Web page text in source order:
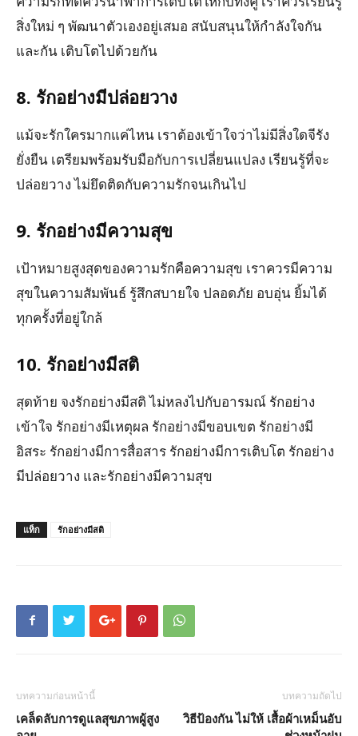
สิ่งใหม่ ๆ พัฒนาตัวเองอยู่เสมอ สนับสนุนให้กำลังใจกัน
และกัน เติบโตไปด้วยกัน
8. รักอย่างมีปล่อยวาง
แม้จะรักใครมากแค่ไหน เราต้องเข้าใจว่าไม่มีสิ่งใดจีรัง
ยั่งยืน เตรียมพร้อมรับมือกับการเปลี่ยนแปลง เรียนรู้ที่จะ
ปล่อยวาง ไม่ยึดติดกับความรักจนเกินไป
9. รักอย่างมีความสุข
เป้าหมายสูงสุดของความรักคือความสุข เราควรมีความ
สุขในความสัมพันธ์ รู้สึกสบายใจ ปลอดภัย อบอุ่น ยิ้มได้
ทุกครั้งที่อยู่ใกล้
10. รักอย่างมีสติ
สุดท้าย จงรักอย่างมีสติ ไม่หลงไปกับอารมณ์ รักอย่าง
เข้าใจ รักอย่างมีเหตุผล รักอย่างมีขอบเขต รักอย่างมี
อิสระ รักอย่างมีการสื่อสาร รักอย่างมีการเติบโต รักอย่าง
มีปล่อยวาง และรักอย่างมีความสุข
แท็ก รักอย่างมีสติ
บทความก่อนหน้านี้
เคล็ดลับการดูแลสุขภาพผู้สูง
บทความถัดไป
วิธีป้องกัน ไม่ให้ เสื้อผ้าเหม็นอับ